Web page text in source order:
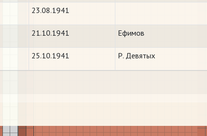
23.08.1941
21.10.1941 Ефимов
25.10.1941 Р. Девятых